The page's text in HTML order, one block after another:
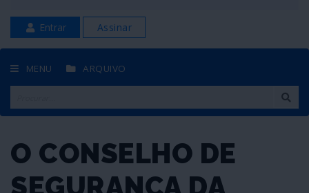
Entrar Assinar
MENU ARQUIVO
O CONSELHO DE